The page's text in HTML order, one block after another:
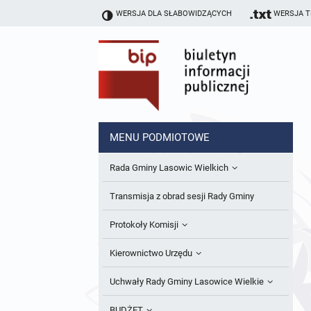
WERSJA DLA SŁABOWIDZĄCYCH WERSJA
MENU PODMIOTOWE
Rada Gminy Lasowic Wielkich
Sesje Rady Gminy
Skład Rady Gminy
Interpelacje i Zapytania Radnych
Komisje Rady Gminy i informacja o
Transmisja z obrad sesji Rady Gminy
Protokoły Komisji
Komisja Budżetu i Finansów
Komisja Oświatowa
Kierownictwo Urzędu
Wójt
Uchwały Rady Gminy Lasowice Wielkie